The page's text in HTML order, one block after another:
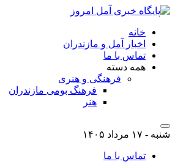
خانه
اخبار آمل و مازندران
تماس با ما
همه دسته
فرهنگی و هنری
فرهنگ بومی مازندران
هنر
شنبه - ۱۷ مرداد ۱۴۰۵
تماس با ما